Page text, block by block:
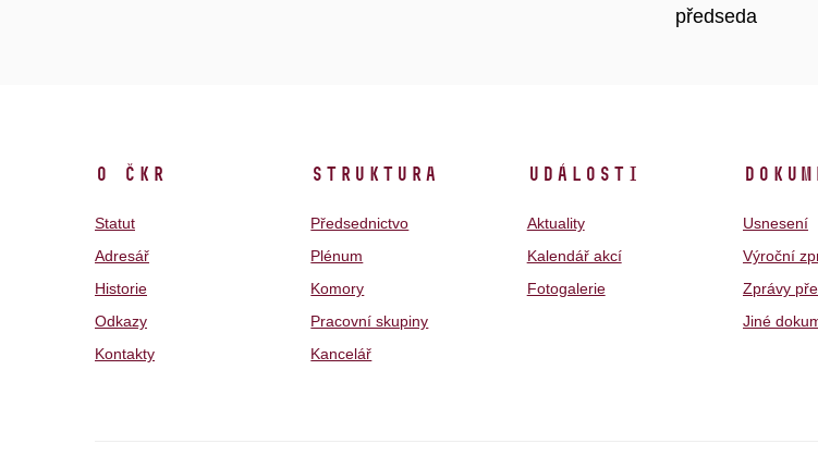
předseda
O ČKR
Statut
Adresář
Historie
Odkazy
Kontakty
Struktura
Předsednictvo
Plénum
Komory
Pracovní skupiny
Kancelář
Události
Aktuality
Kalendář akcí
Fotogalerie
Usnesení
Výroční
Zprávy
Jiné